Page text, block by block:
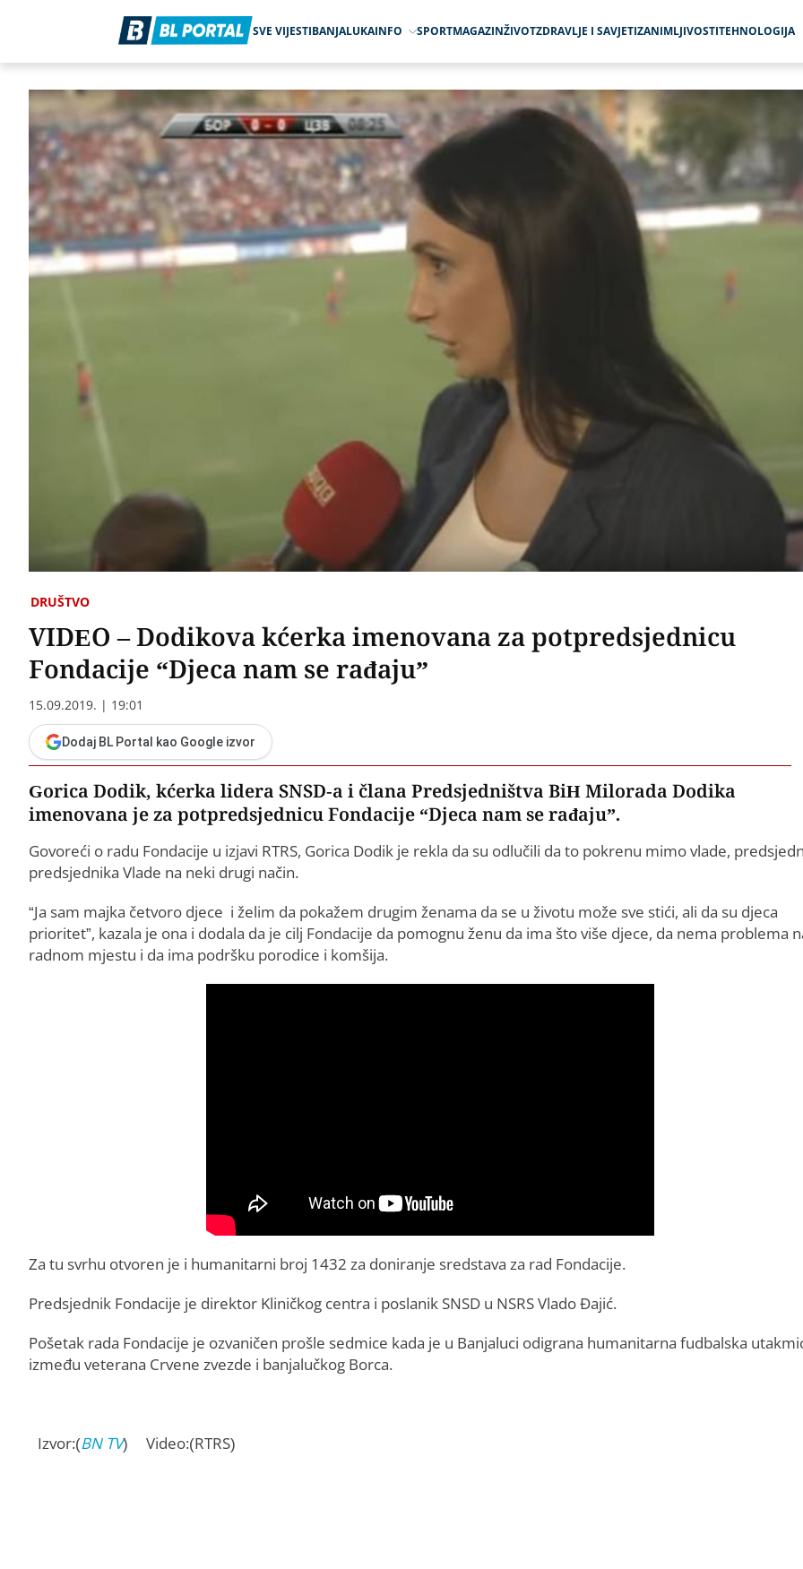
SVE VIJESTIBANJALUKAINFO SPORTMAGAZINŽIVOTZDRAVLJE I SAVJETIZANIMLJIVOSTITEHNOLOGIJA
DRUŠTVO
VIDEO – Dodikova kćerka imenovana za potpredsjednicu
Fondacije “Djeca nam se rađaju”
15.09.2019. | 19:01
Dodaj BL Portal kao Google izvor
Gorica Dodik, kćerka lidera SNSD-a i člana Predsjedništva BiH Milorada Dodika
imenovana je za potpredsjednicu Fondacije “Djeca nam se rađaju”.
Govoreći o radu Fondacije u izjavi RTRS, Gorica Dodik je rekla da su odlučili da to pokrenu mimo vlade,
predsjednika Vlade na neki drugi način.
“Ja sam majka četvoro djece i želim da pokažem drugim ženama da se u životu može sve stići, ali da su djeca
prioritet”, kazala je ona i dodala da je cilj Fondacije da pomognu ženu da ima što više djece, da nema problema
radnom mjestu i da ima podršku porodice i komšija.
Za tu svrhu otvoren je i humanitarni broj 1432 za doniranje sredstava za rad Fondacije.
Predsjednik Fondacije je direktor Kliničkog centra i poslanik SNSD u NSRS Vlado Đajić.
Pošetak rada Fondacije je ozvaničen prošle sedmice kada je u Banjaluci odigrana humanitarna fudbalska
između veterana Crvene zvezde i banjalučkog Borca.
Izvor:(BN TV) Video:(RTRS)